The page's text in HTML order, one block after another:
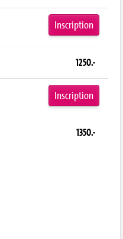
Inscription
1250.-
Inscription
1350.-